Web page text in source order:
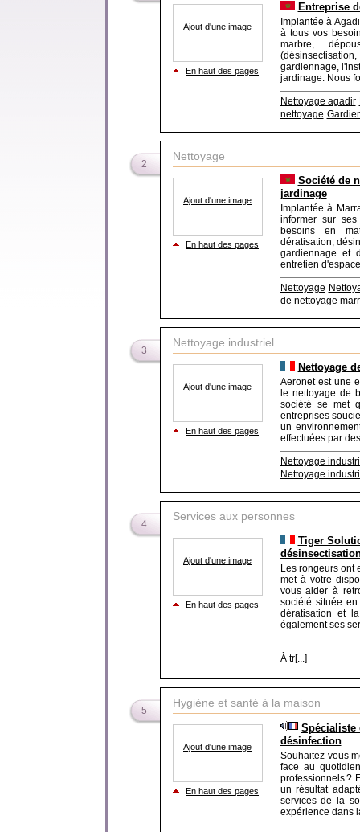
Ajout d'une image
En haut des pages
Entreprise
Implantée à
à tous vos
marbre,
gardiennage,
jardinage. Nous
Nettoyage agadir
nettoyage
2
Nettoyage
Ajout d'une image
En haut des pages
Société de
jardinage
Implantée à
informer sur
besoins en
dératisation,
gardiennage et
entretien
Nettoyage
de nettoyage
3
Nettoyage industriel
Ajout d'une image
En haut des pages
Nettoyage
Aeronet est une
le nettoyage de
société se met
entreprises
un
effectuées par
Nettoyage
Nettoyage
4
Services aux personnes
Ajout d'une image
En haut des pages
Tiger
Les rongeurs ont
met à votre
vous aider à
société située
dératisation et
également ses
À tr[...]
5
Hygiène et santé à la maison
Ajout d'une image
En haut des pages
Spécialiste
désinfection
Souhaitez-vous
face au
professionnels ?
un résultat
services de la
expérience dans